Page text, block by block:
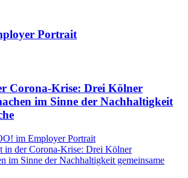
Portrait
Corona-Krise: Drei Kölner
im Sinne der Nachhaltigkeit
im Employer Portrait
in der Corona-Krise: Drei Kölner
im Sinne der Nachhaltigkeit gemeinsame